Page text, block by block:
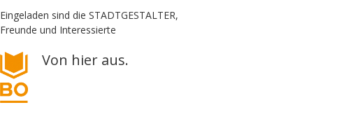
Eingeladen sind die STADTGESTALTER,
Freunde und Interessierte
Von hier aus.